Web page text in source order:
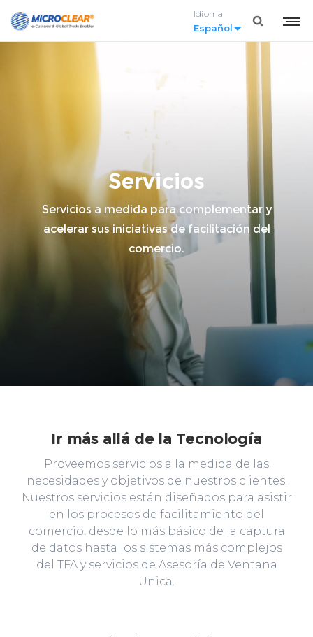
Idioma
Español
Servicios
Servicios a medida para complementar y
acelerar sus iniciativas de facilitación del
comercio.
Ir más allá de la Tecnología
Proveemos servicios a la medida de las
necesidades y objetivos de nuestros clientes.
Nuestros servicios están diseñados para asistir
en los procesos de facilitamiento del
comercio, desde lo más básico de la captura
de datos hasta los sistemas más complejos
del TFA y servicios de Asesoría de Ventana
Unica.